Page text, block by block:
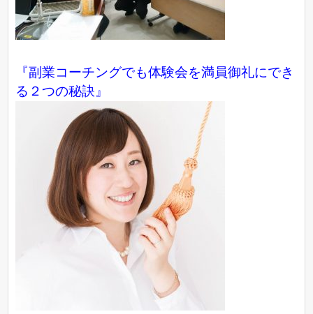
『副業コーチングでも体験会を満員御礼にでき
る２つの秘訣』